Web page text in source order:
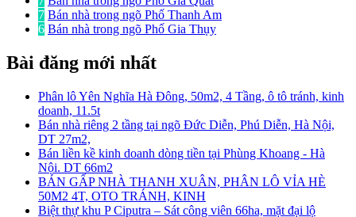
7 Bán nhà trong ngõ Phố Thanh Am
6 Bán nhà trong ngõ Phố Gia Thụy
Bài đăng mới nhất
Phân lô Yên Nghĩa Hà Đông, 50m2, 4 Tầng, ô tô tránh, kinh
doanh, 11.5t
Bán nhà riêng 2 tầng tại ngõ Đức Diễn, Phú Diễn, Hà Nội,
DT 27m2,
Bán liền kề kinh doanh dòng tiền tại Phùng Khoang - Hà
Nội. DT 66m2
BÁN GẤP NHÀ THANH XUÂN, PHÂN LÔ VỈA HÈ
50M2 4T, OTO TRÁNH, KINH
Biệt thự khu P Ciputra – Sát công viên 66ha, mặt đại lộ